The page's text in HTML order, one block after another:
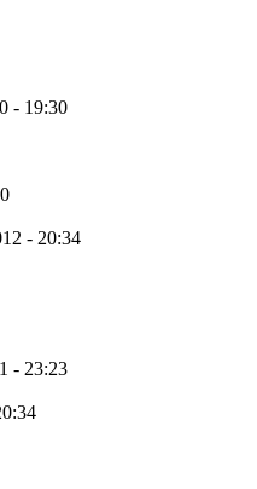
- 19:30
- 20:34
- 23:23